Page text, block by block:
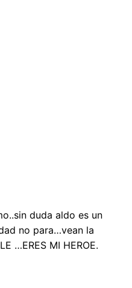
duda aldo es un
no para…vean la
…ERES MI HEROE.